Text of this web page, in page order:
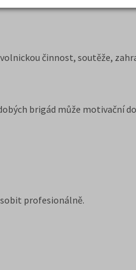
činnost, soutěže,
brigád může motivační
profesionálně.